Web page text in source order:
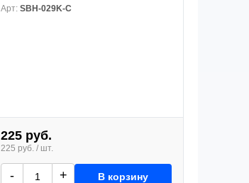
Арт: SBH-029K-C
225 руб.
225 руб. / шт.
- + В корзину